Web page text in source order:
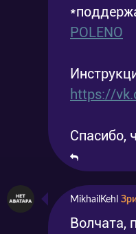
POLENO
https://
Спасибо,
MikhailKehl
Волчата,